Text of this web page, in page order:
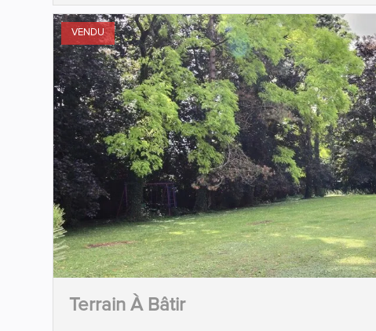
VENDU
Terrain À Bâtir